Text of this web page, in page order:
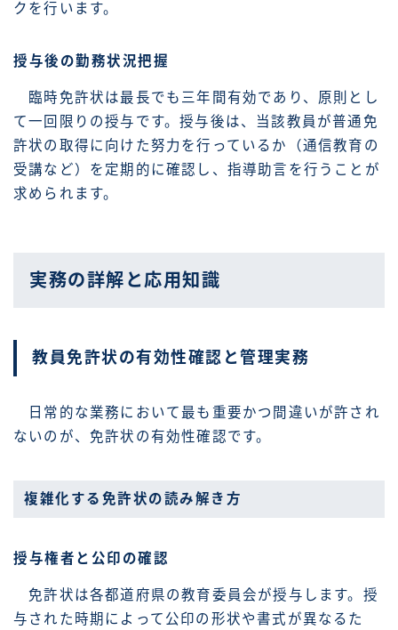
クを行います。
授与後の勤務状況把握
臨時免許状は最長でも三年間有効であり、原則とし
て一回限りの授与です。授与後は、当該教員が普通免
許状の取得に向けた努力を行っているか（通信教育の
受講など）を定期的に確認し、指導助言を行うことが
求められます。
実務の詳解と応用知識
教員免許状の有効性確認と管理実務
日常的な業務において最も重要かつ間違いが許され
ないのが、免許状の有効性確認です。
複雑化する免許状の読み解き方
授与権者と公印の確認
免許状は各都道府県の教育委員会が授与します。授
与された時期によって公印の形状や書式が異なるた